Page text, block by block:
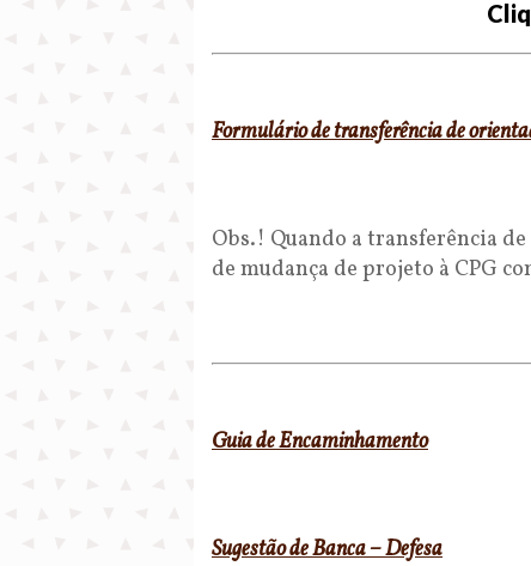
Formulário de transferência de
Obs.! Quando a transferência
de mudança de projeto à CPG
Guia de Encaminhamento
Sugestão de Banca – Defesa